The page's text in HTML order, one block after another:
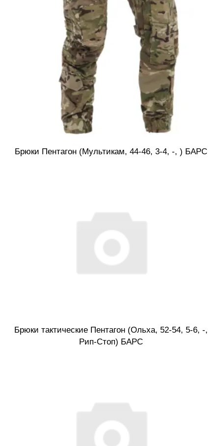
Брюки Пентагон (Мультикам, 44-46, 3-4, -, ) БАРС
Брюки тактические Пентагон (Ольха, 52-54, 5-6, -,
Рип-Стоп) БАРС